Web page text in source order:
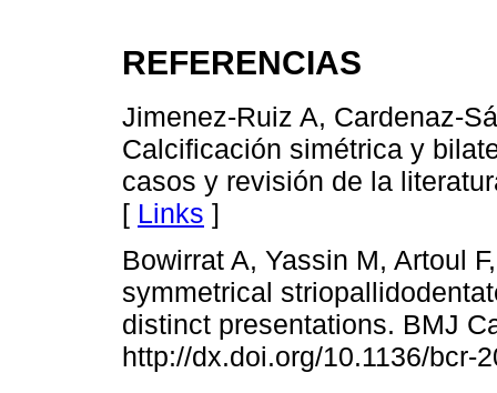
REFERENCIAS
Jimenez-Ruiz A, Cardenaz-
Calcificación simétrica y
casos y revisión de la
[ Links ]
Bowirrat A, Yassin M, Artoul
symmetrical
distinct presentations. BMJ
http://dx.doi.org/10.1136/bcr-